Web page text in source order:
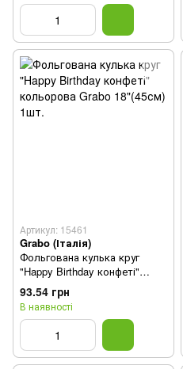
Артикул: 15461
Grabo (Італія)
Фольгована кулька круг
"Happy Birthday конфеті"
кольорова Grabo 18"(45см)
1шт.
93.54 грн
В наявності